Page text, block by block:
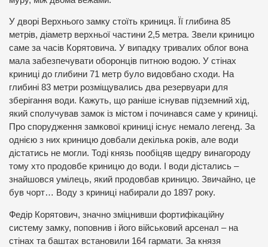
У дворі Верхнього замку стоїть криниця. Її глибина 85
метрів, діаметр верхньої частини 2,5 метра. Звели криницю
саме за часів Корятовича. У випадку тривалих облог вона
мала забезпечувати оборонців питною водою. У стінах
криниці до глибини 71 метр було видовбано сходи. На
глибині 83 метри розміщувались два резервуари для
зберігання води. Кажуть, що раніше існував підземний хід,
який сполучував замок із містом і починався саме у криниці.
Про спорудження замкової криниці існує немало легенд. За
однією з них криницю довбали декілька років, але води
дістатись не могли. Тоді князь пообіцяв щедру винагороду
тому хто продовбе криницю до води. І води дістались –
знайшовся умілець, який продовбав криницю. Звичайно, це
був чорт… Воду з криниці набирали до 1897 року.
Федір Корятович, значно зміцнивши фортифікаційну
систему замку, поповнив і його військовий арсенал – на
стінах та баштах встановили 164 гармати. За князя